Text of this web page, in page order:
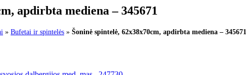
apdirbta mediena – 345671
» Bufetai ir spintelės » Šoninė spintelė, 62x38x70cm, apdirbta mediena – 345671